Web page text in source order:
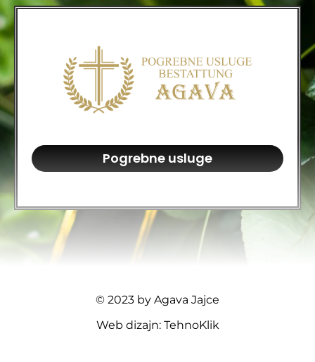
Pogrebne usluge
© 2023 by Agava Jajce
Web dizajn: TehnoKlik